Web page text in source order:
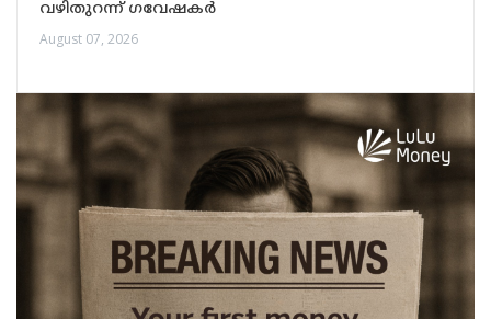
വഴിതുറന്ന് ഗവേഷകർ
August 07, 2026